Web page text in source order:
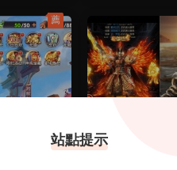
薦
站點提示